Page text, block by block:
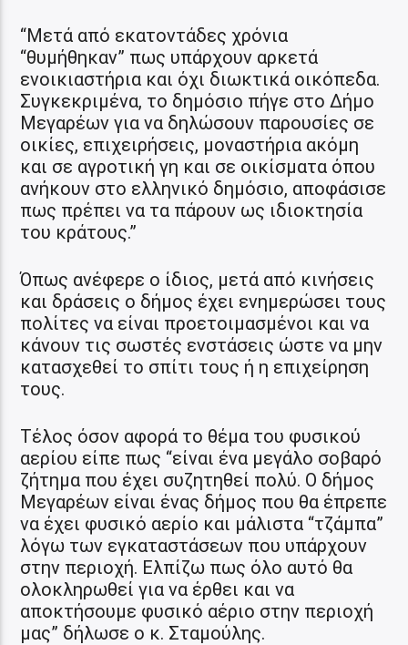
“Μετά από εκατοντάδες χρόνια
“θυμήθηκαν” πως υπάρχουν αρκετά
ενοικιαστήρια και όχι διωκτικά οικόπεδα.
Συγκεκριμένα, το δημόσιο πήγε στο Δήμο
Μεγαρέων για να δηλώσουν παρουσίες σε
οικίες, επιχειρήσεις, μοναστήρια ακόμη
και σε αγροτική γη και σε οικίσματα όπου
ανήκουν στο ελληνικό δημόσιο, αποφάσισε
πως πρέπει να τα πάρουν ως ιδιοκτησία
του κράτους.”
Όπως ανέφερε ο ίδιος, μετά από κινήσεις
και δράσεις ο δήμος έχει ενημερώσει τους
πολίτες να είναι προετοιμασμένοι και να
κάνουν τις σωστές ενστάσεις ώστε να μην
κατασχεθεί το σπίτι τους ή η επιχείρηση
τους.
Τέλος όσον αφορά το θέμα του φυσικού
αερίου είπε πως “είναι ένα μεγάλο σοβαρό
ζήτημα που έχει συζητηθεί πολύ. Ο δήμος
Μεγαρέων είναι ένας δήμος που θα έπρεπε
να έχει φυσικό αερίο και μάλιστα “τζάμπα”
λόγω των εγκαταστάσεων που υπάρχουν
στην περιοχή. Ελπίζω πως όλο αυτό θα
ολοκληρωθεί για να έρθει και να
αποκτήσουμε φυσικό αέριο στην περιοχή
μας” δήλωσε ο κ. Σταμούλης.